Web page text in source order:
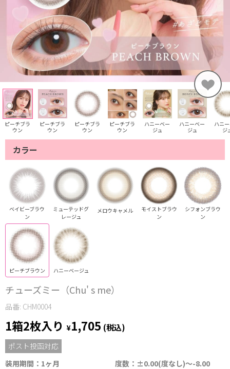
ピーチブラ
ウン
ピーチブラ
ウン
ピーチブラ
ウン
ピーチブラ
ウン
ハニーベー
ジュ
ハニーベー
ジュ
ハニ
ジ
カラー
ベイビーブラウ
ン
ミューテッドグ
レージュ
メロウキャメル
モイストブラウ
ン
シフォンブラウ
ン
ピーチブラウン ハニーベージュ
チューズミー（Chu' s me）
品番: CHM0004
1箱2枚入り ¥1,705 (税込)
ポスト投函対応
装用期間：1ヶ月
度数：±0.00(度なし)～-8.00